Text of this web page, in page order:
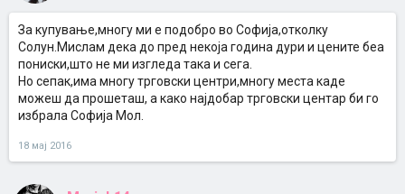
За купување,многу ми е подобро во Софија,отколку
Солун.Мислам дека до пред некоја година дури и цените беа
пониски,што не ми изгледа така и сега.
Но сепак,има многу трговски центри,многу места каде
можеш да прошеташ, а како најдобар трговски центар би го
избрала Софија Мол.
18 мај 2016